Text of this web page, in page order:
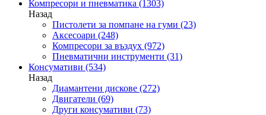
Компресори и пневматика (1303)
Назад
Пистолети за помпане на гуми (23)
Аксесоари (248)
Компресори за въздух (972)
Пневматични инструменти (31)
Консумативи (534)
Назад
Диамантени дискове (272)
Двигатели (69)
Други консумативи (73)